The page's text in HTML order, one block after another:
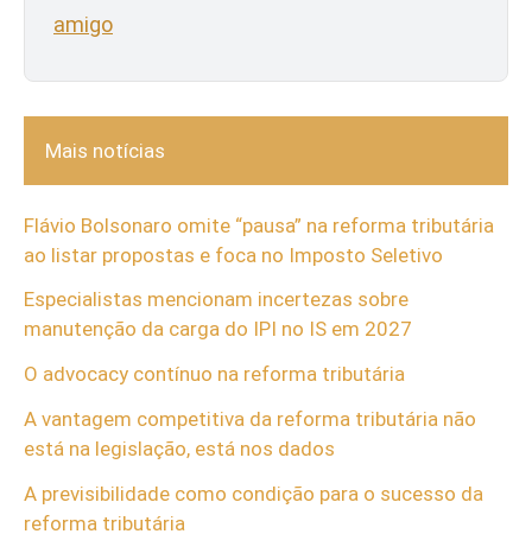
amigo
Mais notícias
Flávio Bolsonaro omite “pausa” na reforma tributária
ao listar propostas e foca no Imposto Seletivo
Especialistas mencionam incertezas sobre
manutenção da carga do IPI no IS em 2027
O advocacy contínuo na reforma tributária
A vantagem competitiva da reforma tributária não
está na legislação, está nos dados
A previsibilidade como condição para o sucesso da
reforma tributária